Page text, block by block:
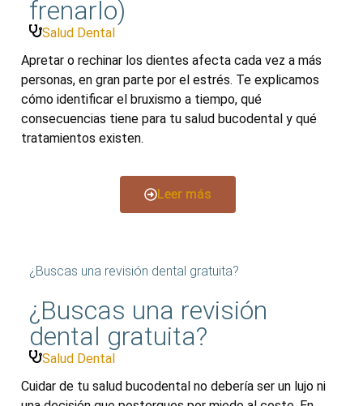
frenarlo)
Salud Dental
Apretar o rechinar los dientes afecta cada vez a más
personas, en gran parte por el estrés. Te explicamos
cómo identificar el bruxismo a tiempo, qué
consecuencias tiene para tu salud bucodental y qué
tratamientos existen.
Leer más
¿Buscas una revisión dental gratuita?
¿Buscas una revisión
dental gratuita?
Salud Dental
Cuidar de tu salud bucodental no debería ser un lujo ni